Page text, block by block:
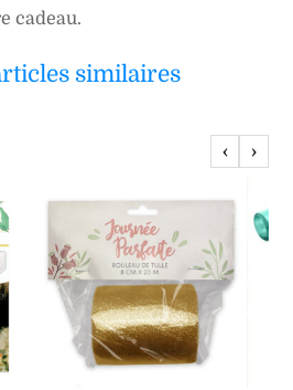
cadeau.
similaires
‹ ›